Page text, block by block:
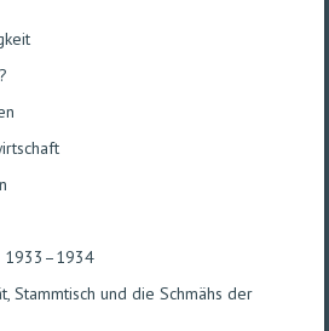
1933–1934
Stammtisch und die Schmähs der